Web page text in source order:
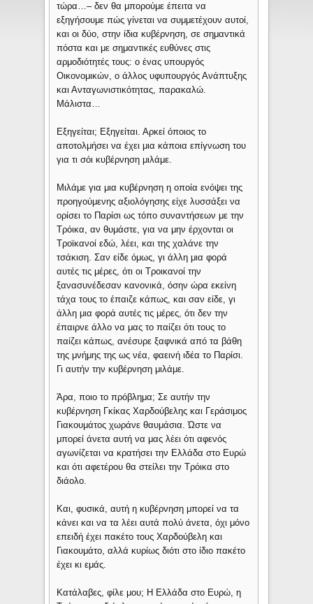
τώρα…– δεν θα μπορούμε έπειτα να
εξηγήσουμε πώς γίνεται να συμμετέχουν αυτοί,
και οι δύο, στην ίδια κυβέρνηση, σε σημαντικά
πόστα και με σημαντικές ευθύνες στις
αρμοδιότητές τους: ο ένας υπουργός
Οικονομικών, ο άλλος υφυπουργός Ανάπτυξης
και Ανταγωνιστικότητας, παρακαλώ.
Μάλιστα…
Εξηγείται; Εξηγείται. Αρκεί όποιος το
αποτολμήσει να έχει μια κάποια επίγνωση του
για τι σόι κυβέρνηση μιλάμε.
Μιλάμε για μια κυβέρνηση η οποία ενόψει της
προηγούμενης αξιολόγησης είχε λυσσάξει να
ορίσει το Παρίσι ως τόπο συναντήσεων με την
Τρόικα, αν θυμάστε, για να μην έρχονται οι
Τροϊκανοί εδώ, λέει, και της χαλάνε την
τσάκιση. Σαν είδε όμως, γι άλλη μια φορά
αυτές τις μέρες, ότι οι Τροικανοί την
ξανασυνέδεσαν κανονικά, όσην ώρα εκείνη
τάχα τους το έπαιζε κάπως, και σαν είδε, γι
άλλη μια φορά αυτές τις μέρες, ότι δεν την
έπαιρνε άλλο να μας το παίζει ότι τους το
παίζει κάπως, ανέσυρε ξαφνικά από τα βάθη
της μνήμης της ως νέα, φαεινή ιδέα το Παρίσι.
Γι αυτήν την κυβέρνηση μιλάμε.
Άρα, ποιο το πρόβλημα; Σε αυτήν την
κυβέρνηση Γκίκας Χαρδούβελης και Γεράσιμος
Γιακουμάτος χωράνε θαυμάσια. Ώστε να
μπορεί άνετα αυτή να μας λέει ότι αφενός
αγωνίζεται να κρατήσει την Ελλάδα στο Ευρώ
και ότι αφετέρου θα στείλει την Τρόικα στο
διάολο.
Και, φυσικά, αυτή η κυβέρνηση μπορεί να τα
κάνει και να τα λέει αυτά πολύ άνετα, όχι μόνο
επειδή έχει πακέτο τους Χαρδούβελη και
Γιακουμάτο, αλλά κυρίως διότι στο ίδιο πακέτο
έχει κι εμάς.
Κατάλαβες, φίλε μου; Η Ελλάδα στο Ευρώ, η